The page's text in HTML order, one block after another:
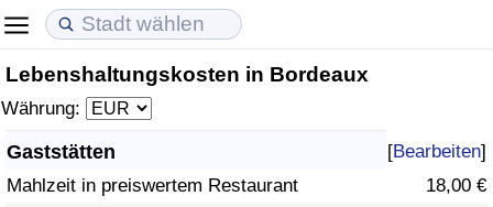
Lebenshaltungskosten in Bordeaux
Währung:
Gaststätten [Bearbeiten]
Mahlzeit in preiswertem Restaurant
18,00 €
Lebenshaltungskosten
Lebenshaltungskosten-Index (aktuell)
Lebenshaltungskosten-Index
Immobilienpreise
Immobilienpreis-Index (aktuell)
Immobilienpreis-Index
Lebensqualität
Lebensqualität-Index
Lebensqualität-Index (aktuell)